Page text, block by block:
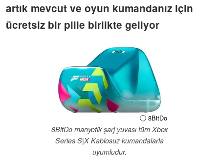
artık mevcut ve oyun kumandanız için
ücretsiz bir pille birlikte geliyor
ⓘ 8BitDo
8BitDo manyetik şarj yuvası tüm Xbox
Series S|X Kablosuz kumandalarla
uyumludur.